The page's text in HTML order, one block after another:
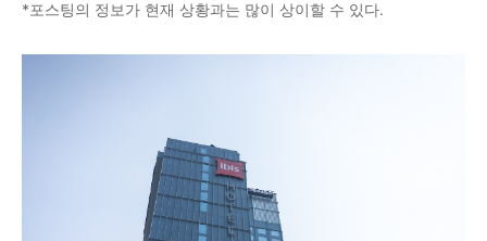
*포스팅의 정보가 현재 상황과는 많이 상이할 수 있다.